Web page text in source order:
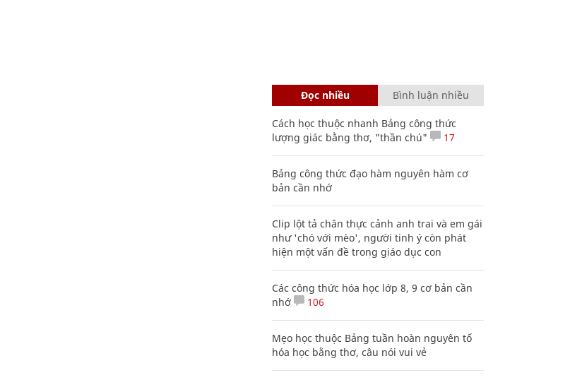
Đọc nhiều Bình luận nhiều
Cách học thuộc nhanh Bảng công thức
lượng giác bằng thơ, "thần chú"
17
Bảng công thức đạo hàm nguyên hàm cơ
bản cần nhớ
Clip lột tả chân thực cảnh anh trai và em gái
như 'chó với mèo', người tinh ý còn phát
hiện một vấn đề trong giáo dục con
Các công thức hóa học lớp 8, 9 cơ bản cần
nhớ
106
Mẹo học thuộc Bảng tuần hoàn nguyên tố
hóa học bằng thơ, câu nói vui vẻ